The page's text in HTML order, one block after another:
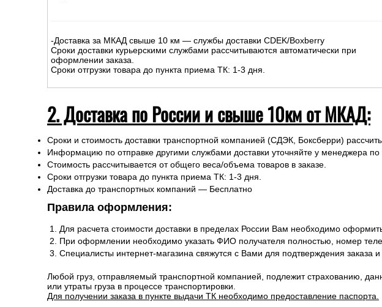
-Доставка за МКАД свыше 10 км — службы доставки CDEK/Boxberry
Сроки доставки курьерскими службами рассчитываются автоматически при
оформлении заказа.
Сроки отгрузки товара до пункта приема ТК: 1-3 дня.
2. Доставка по России и свыше 10км от МКАД:
Сроки и стоимость доставки транспортной компанией (СДЭК, Боксберри)
Информацию по отправке другими службами доставки уточняйте у менеджера
Стоимость рассчитывается от общего веса/объема товаров в заказе.
Сроки отгрузки товара до пункта приема ТК: 1-3 дня.
Доставка до транспортных компаний — Бесплатно
Правила оформления:
Для расчета стоимости доставки в пределах России Вам необходимо
При оформлении необходимо указать ФИО получателя полностью, номер
Специалисты интернет-магазина свяжутся с Вами для подтверждения заказа
Любой груз, отправляемый транспортной компанией, подлежит страхованию,
или утраты груза в процессе транспортировки.
Для получении заказа в пункте выдачи ТК необходимо предоставление паспорта.